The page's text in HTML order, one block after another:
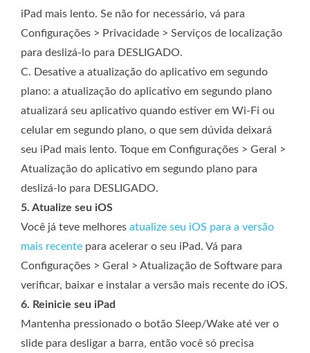
iPad mais lento. Se não for necessário, vá para
Configurações > Privacidade > Serviços de localização
para deslizá-lo para DESLIGADO.
C. Desative a atualização do aplicativo em segundo
plano: a atualização do aplicativo em segundo plano
atualizará seu aplicativo quando estiver em Wi-Fi ou
celular em segundo plano, o que sem dúvida deixará
seu iPad mais lento. Toque em Configurações > Geral >
Atualização do aplicativo em segundo plano para
deslizá-lo para DESLIGADO.
5. Atualize seu iOS
Você já teve melhores atualize seu iOS para a versão
mais recente para acelerar o seu iPad. Vá para
Configurações > Geral > Atualização de Software para
verificar, baixar e instalar a versão mais recente do iOS.
6. Reinicie seu iPad
Mantenha pressionado o botão Sleep/Wake até ver o
slide para desligar a barra, então você só precisa